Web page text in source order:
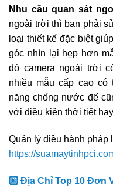
Nhu cầu quan sát
ngoài trời thì bạn phải
loại thiết kế đặc biệt
góc nhìn lại hẹp hơn
đó camera ngoài trời
nhiều mẫu cấp cao
năng chống nước đế
với điều kiện thời tiết
Quản lý điều hành pháp
https://
🔟 Địa Chỉ Top 10 Đơn